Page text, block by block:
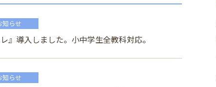
知らせ
』導入しました。小中学生全教科対応。
知らせ